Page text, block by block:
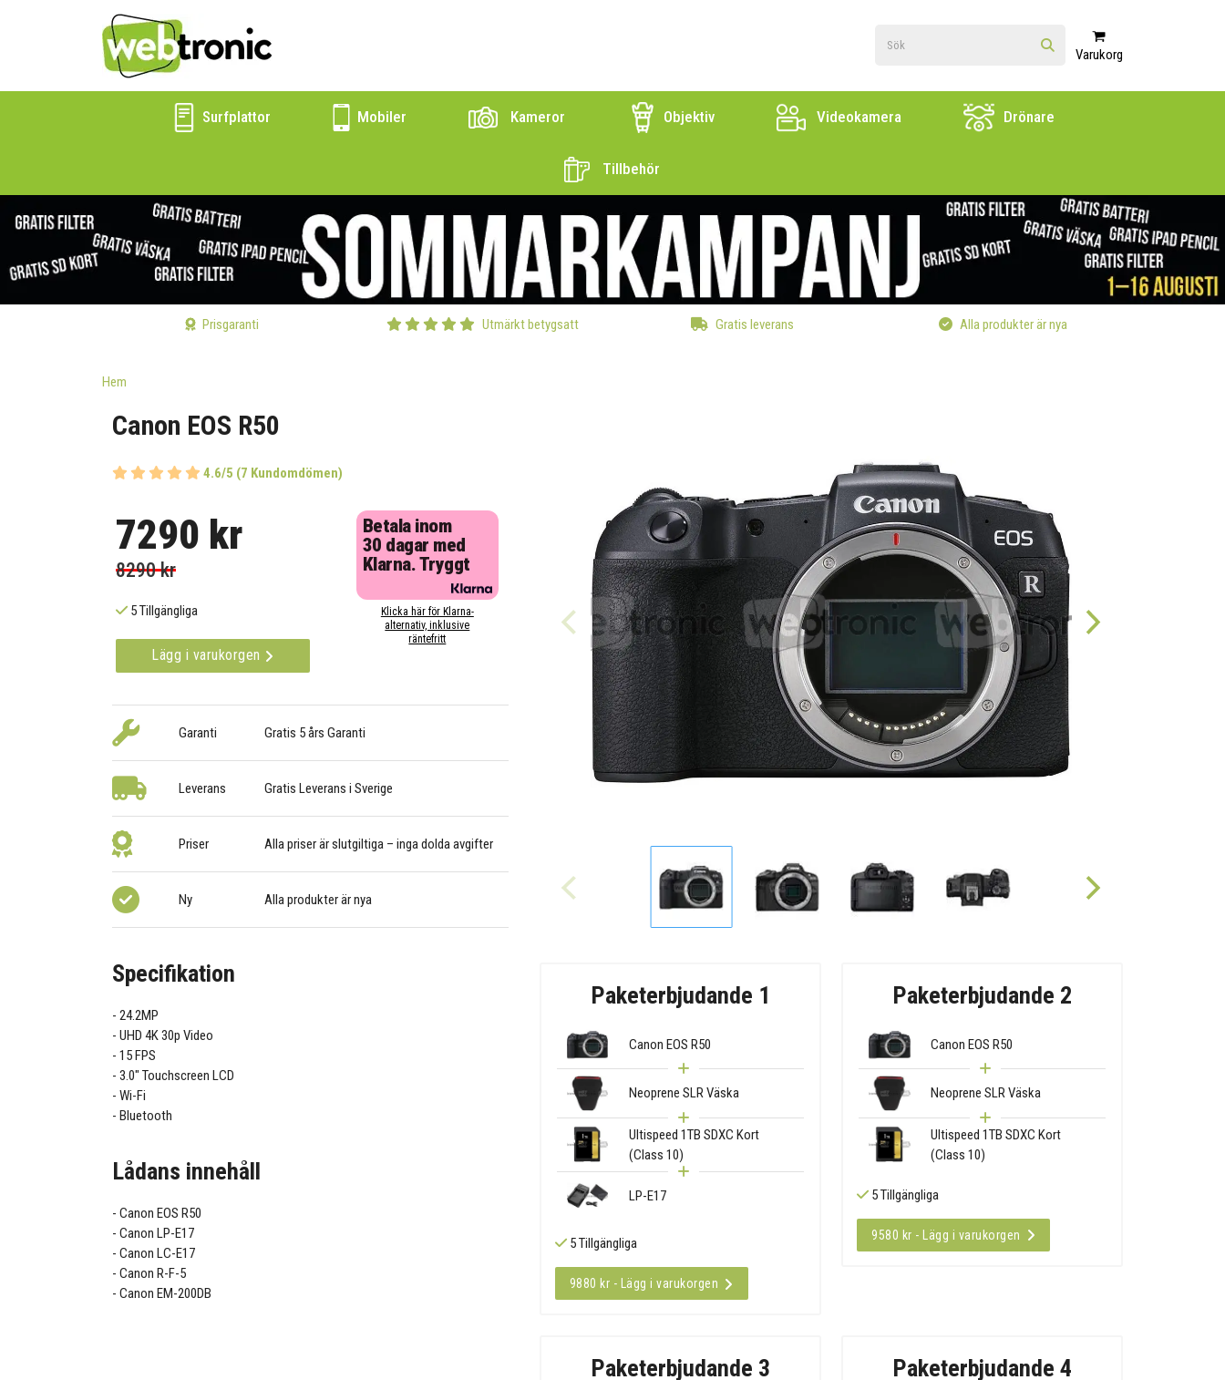
Varukorg
Surfplattor Mobiler Kameror Objektiv Videokamera Drönare
Tillbehör
Prisgaranti Utmärkt betygsatt Gratis leverans Alla produkter är nya
Hem
Canon EOS R50
4.6/5 (7 Kundomdömen)
7290 kr
8290 kr
5 Tillgängliga
Lägg i varukorgen
Betala inom
30 dagar med
Klarna. Tryggt
Klicka här för Klarna-
alternativ, inklusive
räntefritt
Garanti Gratis 5 års Garanti
Leverans Gratis Leverans i Sverige
Priser Alla priser är slutgiltiga – inga dolda avgifter
Ny Alla produkter är nya
Paketerbjudande 1
Canon EOS R50
Neoprene SLR Väska
Ultispeed 1TB SDXC Kort
(Class 10)
LP-E17
5 Tillgängliga
9880 kr - Lägg i varukorgen
Paketerbjudande 2
Canon EOS R50
Neoprene SLR Väska
Ultispeed 1TB SDXC Kort
(Class 10)
5 Tillgängliga
9580 kr - Lägg i varukorgen
Paketerbjudande 3 Paketerbjudande 4
Specifikation
24.2MP
UHD 4K 30p Video
15 FPS
3.0" Touchscreen LCD
Wi-Fi
Bluetooth
Lådans innehåll
Canon EOS R50
Canon LP-E17
Canon LC-E17
Canon R-F-5
Canon EM-200DB